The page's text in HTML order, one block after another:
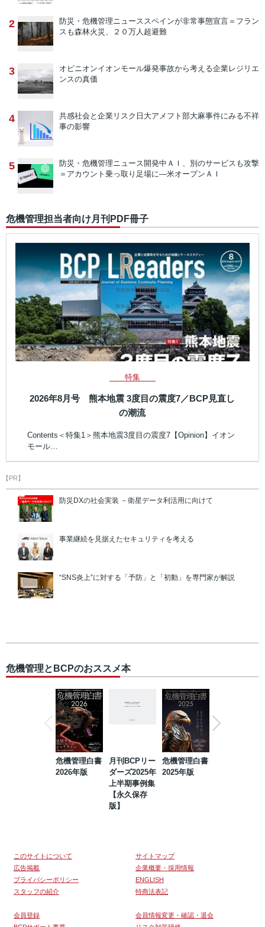
2 防災・危機管理ニューススペインが非常事態宣言＝フラン
スも森林火災、２０万人超避難
3 オピニオンイオンモール爆発事故から考える企業レジリエ
ンスの真価
4 共感社会と企業リスク 日大アメフト部大麻事件にみる不祥
事の影響
5 防災・危機管理ニュース開発中ＡＩ、別のサービスも攻撃
＝アカウント乗っ取り足場に―米オープンＡＩ
危機管理担当者向け月刊PDF冊子
特集
2026年8月号 熊本地震 3度目の震度7／BCP見直し
の潮流
Contents＜特集1＞熊本地震3度目の震度7【Opinion】イオン
モール…
【PR】
防災DXの社会実装 －衛星データ利活用に向けて
事業継続を見据えたセキュリティを考える
“SNS炎上”に対する「予防」と「初動」を専門家が解説
危機管理とBCPのおススメ本
危機管理白書
2026年版
月刊BCPリー
ダーズ2025年
上半期事例集
【永久保存
版】
危機管理白書
2025年版
このサイトについて
サイトマップ
広告掲載
企業概要・採用情報
プライバシーポリシー
ENGLISH
スタッフの紹介
特商法表記
会員登録
会員情報変更・確認・退会